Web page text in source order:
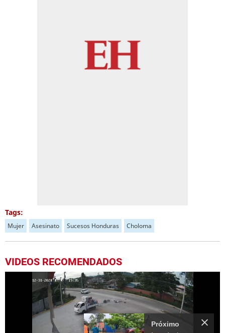
Tags:
Mujer Asesinato Sucesos Honduras Choloma
VIDEOS RECOMENDADOS
Próximo